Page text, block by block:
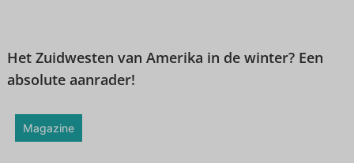
Het Zuidwesten van Amerika in de winter? Een
absolute aanrader!
Magazine